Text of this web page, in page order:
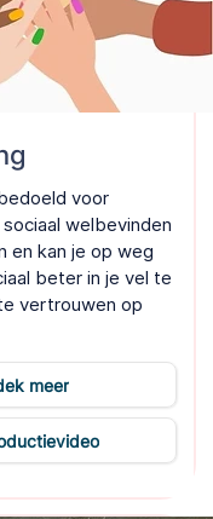
voor
welbevinden
en kan je op weg
beter in je vel te
vertrouwen op
meer